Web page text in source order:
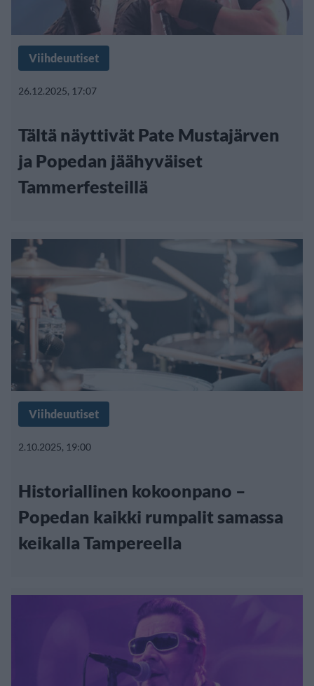
Viihdeuutiset
26.12.2025, 17:07
Tältä näyttivät Pate Mustajärven
ja Popedan jäähyväiset
Tammerfesteillä
Viihdeuutiset
2.10.2025, 19:00
Historiallinen kokoonpano –
Popedan kaikki rumpalit samassa
keikalla Tampereella